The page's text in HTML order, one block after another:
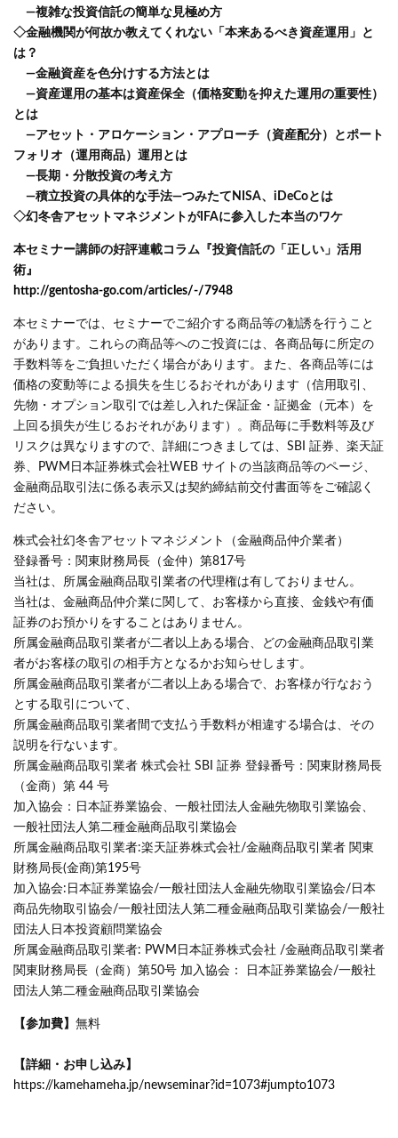
―複雑な投資信託の簡単な見極め方
◇金融機関が何故か教えてくれない「本来あるべき資産運用」と
は？
―金融資産を色分けする方法とは
―資産運用の基本は資産保全（価格変動を抑えた運用の重要性）
とは
―アセット・アロケーション・アプローチ（資産配分）とポート
フォリオ（運用商品）運用とは
―長期・分散投資の考え方
―積立投資の具体的な手法―つみたてNISA、iDeCoとは
◇幻冬舎アセットマネジメントがIFAに参入した本当のワケ
本セミナー講師の好評連載コラム『投資信託の「正しい」活用
術』
http://gentosha-go.com/articles/-/7948
本セミナーでは、セミナーでご紹介する商品等の勧誘を行うこと
があります。これらの商品等へのご投資には、各商品毎に所定の
手数料等をご負担いただく場合があります。また、各商品等には
価格の変動等による損失を生じるおそれがあります（信用取引、
先物・オプション取引では差し入れた保証金・証拠金（元本）を
上回る損失が生じるおそれがあります）。商品毎に手数料等及び
リスクは異なりますので、詳細につきましては、SBI 証券、楽天証
券、PWM日本証券株式会社WEB サイトの当該商品等のページ、
金融商品取引法に係る表示又は契約締結前交付書面等をご確認く
ださい。
株式会社幻冬舎アセットマネジメント（金融商品仲介業者）
登録番号：関東財務局長（金仲）第817号
当社は、所属金融商品取引業者の代理権は有しておりません。
当社は、金融商品仲介業に関して、お客様から直接、金銭や有価
証券のお預かりをすることはありません。
所属金融商品取引業者が二者以上ある場合、どの金融商品取引業
者がお客様の取引の相手方となるかお知らせします。
所属金融商品取引業者が二者以上ある場合で、お客様が行なおう
とする取引について、
所属金融商品取引業者間で支払う手数料が相違する場合は、その
説明を行ないます。
所属金融商品取引業者 株式会社 SBI 証券 登録番号：関東財務局長
（金商）第 44 号
加入協会：日本証券業協会、一般社団法人金融先物取引業協会、
一般社団法人第二種金融商品取引業協会
所属金融商品取引業者:楽天証券株式会社/金融商品取引業者 関東
財務局長(金商)第195号
加入協会:日本証券業協会/一般社団法人金融先物取引業協会/日本
商品先物取引協会/一般社団法人第二種金融商品取引業協会/一般社
団法人日本投資顧問業協会
所属金融商品取引業者: PWM日本証券株式会社 /金融商品取引業者
関東財務局長（金商）第50号 加入協会： 日本証券業協会/一般社
団法人第二種金融商品取引業協会
【参加費】 無料
【詳細・お申し込み】
https://kamehameha.jp/newseminar?id=1073#jumpto1073